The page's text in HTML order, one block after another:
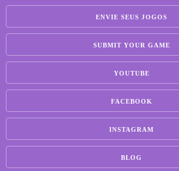
ENVIE SEUS JOGOS
SUBMIT YOUR GAME
YOUTUBE
FACEBOOK
INSTAGRAM
BLOG